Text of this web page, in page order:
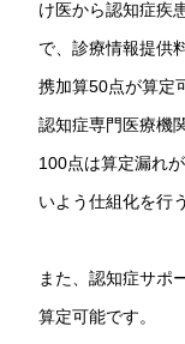
け医から認知症疾
で、診療情報提供
携加算50点が算定
認知症専門医療機
100点は算定漏れ
いよう仕組化を行
また、認知症サポ
算定可能です。